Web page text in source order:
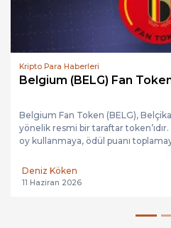
Kripto Para Haberleri
Belgium (BELG) Fan
Belgium Fan Token (BELG), Belçika
yönelik resmi bir taraftar
oy kullanmaya, ödül puanı
Deniz Köken
11 Haziran 2026